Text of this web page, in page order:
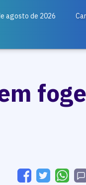
agosto de 2026
foge